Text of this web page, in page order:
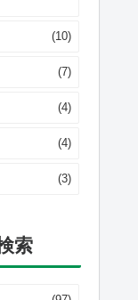
(10)
(7)
(4)
(4)
(3)
索